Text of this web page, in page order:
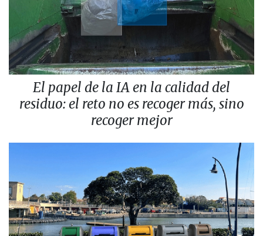
El papel de la IA en la calidad del
residuo: el reto no es recoger más, sino
recoger mejor